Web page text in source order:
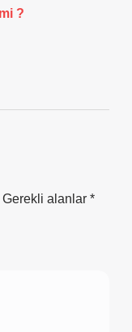
?
Gerekli alanlar *